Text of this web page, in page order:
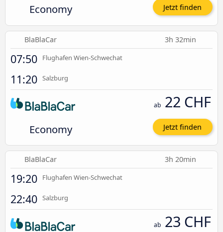
Economy Jetzt finden
BlaBlaCar 3h 32min
07:50 Flughafen Wien-Schwechat
11:20 Salzburg
Economy
ab 22 CHF
Jetzt finden
BlaBlaCar 3h 20min
19:20 Flughafen Wien-Schwechat
22:40 Salzburg
ab 23 CHF